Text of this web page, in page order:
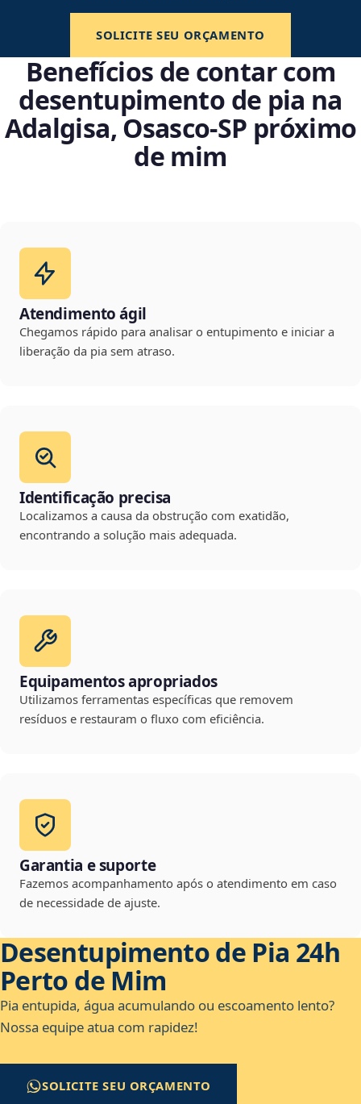
SOLICITE SEU ORÇAMENTO
Benefícios de contar com
desentupimento de pia na
Adalgisa, Osasco‑SP próximo
de mim
Atendimento ágil
Chegamos rápido para analisar o entupimento e iniciar a
liberação da pia sem atraso.
Identificação precisa
Localizamos a causa da obstrução com exatidão,
encontrando a solução mais adequada.
Equipamentos apropriados
Utilizamos ferramentas específicas que removem
resíduos e restauram o fluxo com eficiência.
Garantia e suporte
Fazemos acompanhamento após o atendimento em caso
de necessidade de ajuste.
Desentupimento de Pia 24h
Perto de Mim
Pia entupida, água acumulando ou escoamento lento?
Nossa equipe atua com rapidez!
SOLICITE SEU ORÇAMENTO